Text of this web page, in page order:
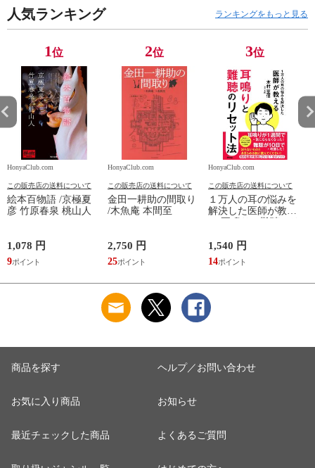
人気ランキング ランキングをもっと見る
1位
HonyaClub.com
この販売店の送料について
絵本百物語 /京極夏
彦 竹原春泉 桃山人
1,078 円
9
2位
HonyaClub.com
この販売店の送料について
金田一耕助の間取り
/木魚庵 本間至
2,750 円
25
3位
HonyaClub.com
この販売店の送料について
１万人の耳の悩みを
解決した医師が教え
1,540 円
14
商品を探す
お気に入り商品
最近チェックした商品
ヘルプ／お問い合わせ
お知らせ
よくあるご質問